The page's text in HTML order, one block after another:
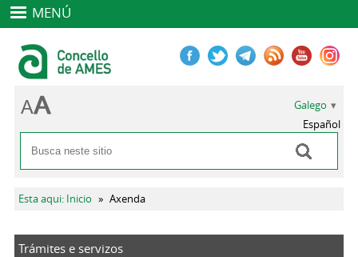
MENÚ
Formulario de busca
Buscar
Galego
Español
Vostede está aquí
Esta aqui: Inicio » Axenda
Trámites e servizos